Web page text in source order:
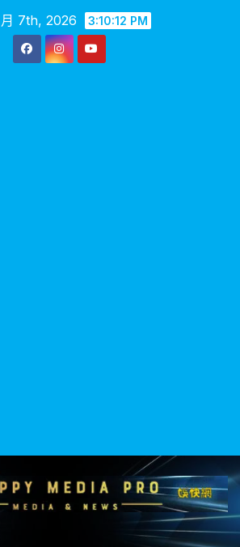
7th, 2026 3:10:13 PM